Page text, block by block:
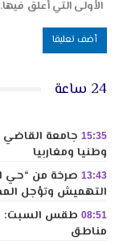
الأولى التي أعلق فيها.
24 ساعة
15:35
وطنيا ومغاربيا
13:43 صرخة من “حي
التهميش وتؤجل
08:51 طقس السبت:
مناطق